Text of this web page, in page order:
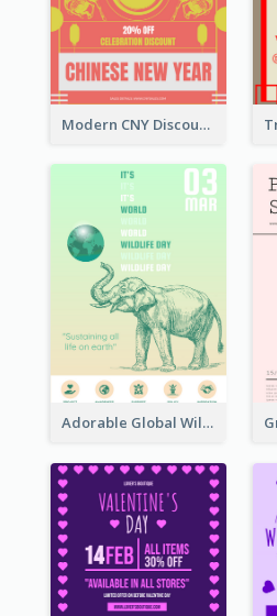
Modern CNY Discount Poster Design
Adorable Global Wildlife Poster Design Idea